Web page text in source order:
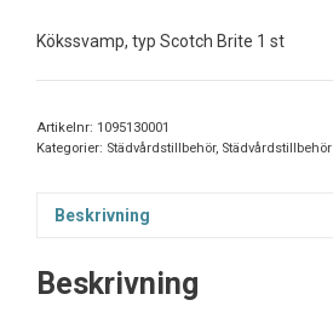
Kökssvamp, typ Scotch Brite 1 st
Artikelnr: 1095130001
Kategorier: Städvårdstillbehör, Städvårdstillbehör
Beskrivning
Beskrivning